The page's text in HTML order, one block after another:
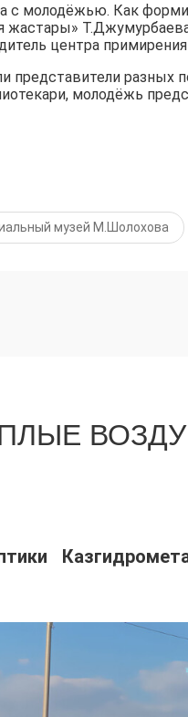
с молодёжью. Как
жастары»
центра
представители разных
молодёжь
музей М.Шолохова